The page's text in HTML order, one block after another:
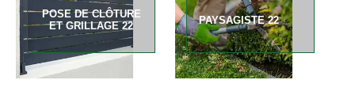
POSE DE CLÔTURE
ET GRILLAGE 22
PAYSAGISTE 22